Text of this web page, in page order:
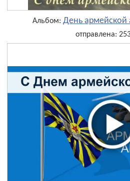
Альбом: День армейской
отправлена: